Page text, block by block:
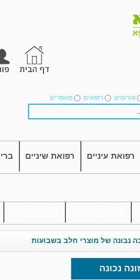
פורומים רופאים מאמרים
רפואת עיניים רפואת שיניים
נבונה של מוצרי חלב בשבועות
נכונה